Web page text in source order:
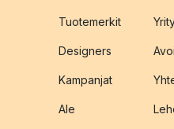
Tuotemerkit
Designers
Kampanjat
Ale